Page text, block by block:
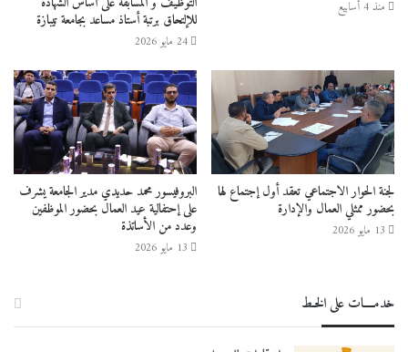
منذ 4 أسابيع
للإلتحاق برتبة أستاذ مساعد بجامعة تيبازة
24 مايو 2026
لجنة الحوار الاجتماعي تعقد أول إجتماع لها
بحضور ممثلي العمال والإدارة
13 مايو 2026
البروفيسور محمد حديدي مدير الجامعة يشرف
على إحتفالية عيد العمال بحضور الموظفين
وعدد من الأساتذة
13 مايو 2026
خدمــــات على الخـط